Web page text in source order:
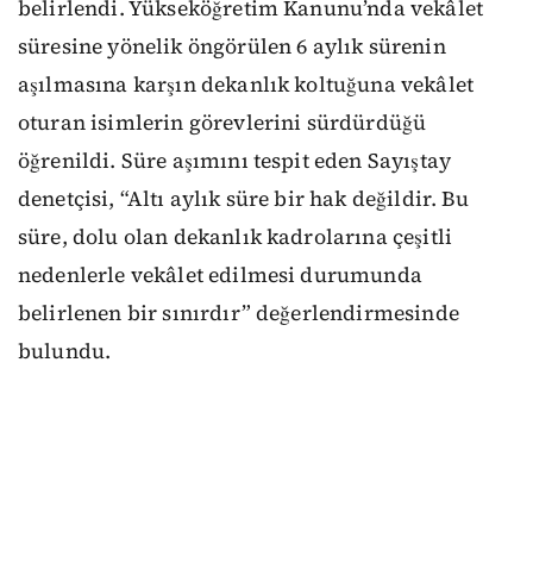
belirlendi. Yükseköğretim Kanunu’nda vekâlet
süresine yönelik öngörülen 6 aylık sürenin
aşılmasına karşın dekanlık koltuğuna vekâlet
oturan isimlerin görevlerini sürdürdüğü
öğrenildi. Süre aşımını tespit eden Sayıştay
denetçisi, “Altı aylık süre bir hak değildir. Bu
süre, dolu olan dekanlık kadrolarına çeşitli
nedenlerle vekâlet edilmesi durumunda
belirlenen bir sınırdır” değerlendirmesinde
bulundu.